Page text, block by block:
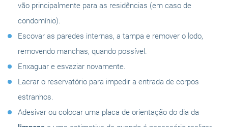
vão principalmente para as residências (em caso de
condomínio).
Escovar as paredes internas, a tampa e remover o lodo,
removendo manchas, quando possível.
Enxaguar e esvaziar novamente.
Lacrar o reservatório para impedir a entrada de corpos
estranhos.
Adesivar ou colocar uma placa de orientação do dia da